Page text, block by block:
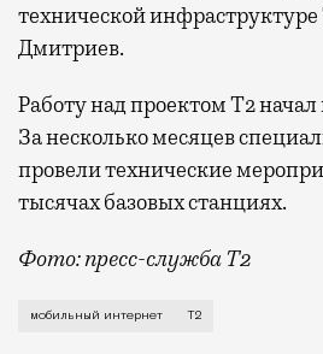
технической
Дмитриев.
Работу над проектом Т2 начал
За несколько месяцев
провели технические
тысячах базовых станциях.
Фото: пресс-служба Т2
Мобильный оператор Т2
мобильный интернет Т2